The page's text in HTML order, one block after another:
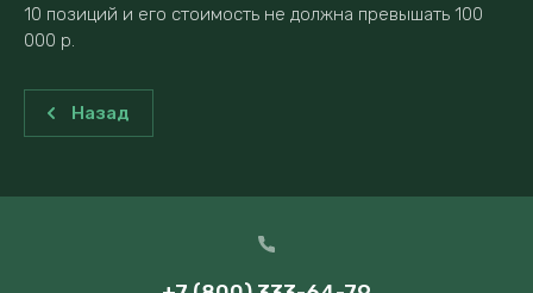
10 позиций и его стоимость не должна превышать 100
000 р.
Назад